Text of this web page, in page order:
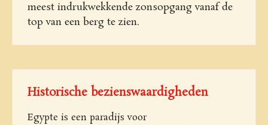
meest indrukwekkende zonsopgang vanaf de
top van een berg te zien.
Historische bezienswaardigheden
Egypte is een paradijs voor